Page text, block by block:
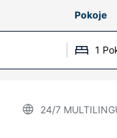
Pokoje
1
24/7